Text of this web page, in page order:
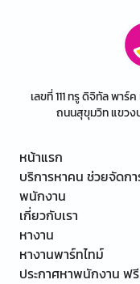
เลขที่ 111 ทรู ดิจิทัล พา
ถนนสุขุมวิท แขวง
หน้าแรก
บริการหาคน ช่วยจัดก
พนักงาน
เกี่ยวกับเรา
หางาน
หางานพาร์ทไทม์
ประกาศหาพนักงาน ฟรี